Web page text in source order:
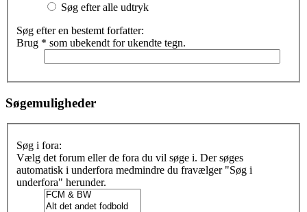
Søg efter alle udtryk
Søg efter en bestemt forfatter:
Brug * som ubekendt for ukendte tegn.
Søgemuligheder
Søg i fora:
Vælg det forum eller de fora du vil søge i. Der søges
automatisk i underfora medmindre du fravælger "Søg i
underfora" herunder.